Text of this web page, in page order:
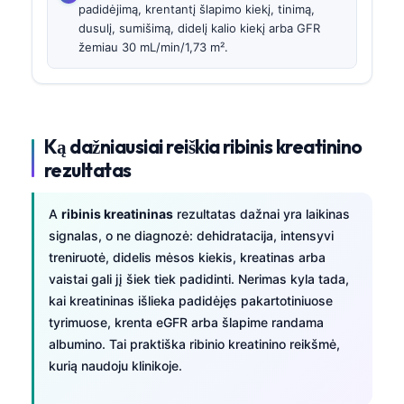
padidėjimą, krentantį šlapimo kiekį, tinimą,
dusulį, sumišimą, didelį kalio kiekį arba GFR
žemiau 30 mL/min/1,73 m².
Ką dažniausiai reiškia ribinis kreatinino
rezultatas
A ribinis kreatininas rezultatas dažnai yra laikinas
signalas, o ne diagnozė: dehidratacija, intensyvi
treniruotė, didelis mėsos kiekis, kreatinas arba
vaistai gali jį šiek tiek padidinti. Nerimas kyla tada,
kai kreatininas išlieka padidėjęs pakartotiniuose
tyrimuose, krenta eGFR arba šlapime randama
albumino. Tai praktiška ribinio kreatinino reikšmė,
kurią naudoju klinikoje.